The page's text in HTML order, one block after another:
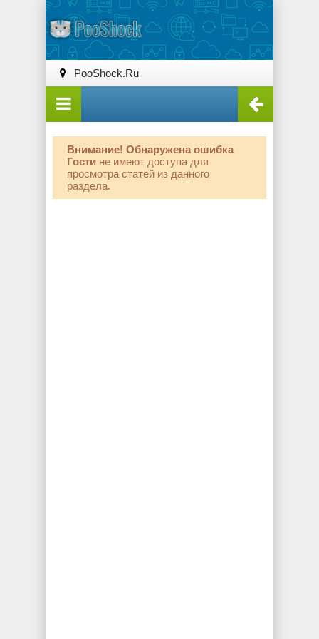
PooShock.Ru
Внимание! Обнаружена ошибка
Гости не имеют доступа для
просмотра статей из данного
раздела.